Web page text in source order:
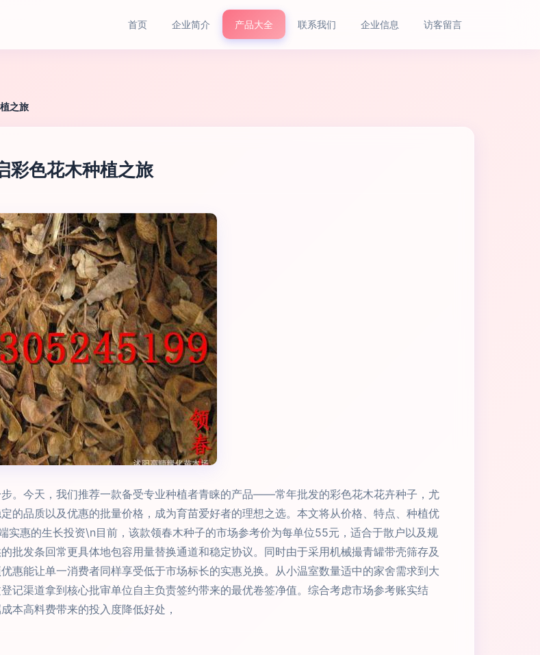
首页 企业简介 产品大全 联系我们 企业信息 访客留言
之旅
彩色花木种植之旅
。今天，我们推荐一款备受专业种植者青睐的产品——常年批发的彩色花木花卉种子，尤
的品质以及优惠的批量价格，成为育苗爱好者的理想之选。本文将从价格、特点、种植优
实惠的生长投资\n目前，该款领春木种子的市场参考价为每单位55元，适合于散户以及规
批发条回常更具体地包容用量替换通道和稳定协议。同时由于采用机械撮青罐带壳筛存及
惠能让单一消费者同样享受低于市场标长的实惠兑换。从小温室数量适中的家舍需求到大
记渠道拿到核心批审单位自主负责签约带来的最优卷签净值。综合考虑市场参考账实结
本高料费带来的投入度降低好处，